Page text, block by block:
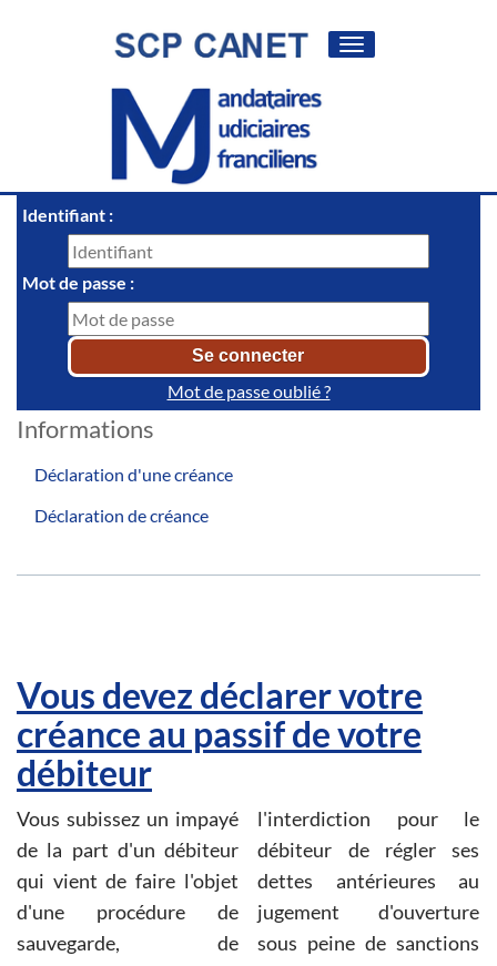
Toggle
Identifiant :
Mot de passe :
Mot de passe oublié ?
Informations
Déclaration d'une créance
Déclaration de créance
Vous devez déclarer votre
créance au passif de votre
débiteur
Vous subissez un impayé
de la part d'un débiteur
qui vient de faire l'objet
d'une procédure de
sauvegarde, de
l'interdiction pour le
débiteur de régler ses
dettes antérieures au
jugement d'ouverture
sous peine de sanctions